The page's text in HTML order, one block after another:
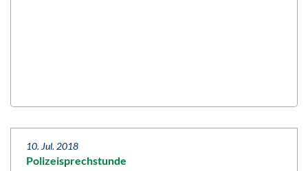
10. Jul. 2018
Polizeisprechstunde